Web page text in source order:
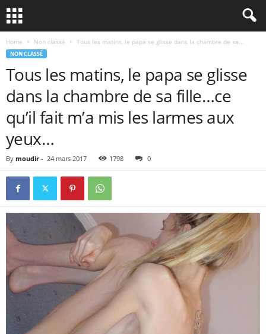
Home Non classé Tous les matins, le papa se glisse dans la chambre de sa...
NON CLASSÉ
Tous les matins, le papa se glisse
dans la chambre de sa fille…ce
qu’il fait m’a mis les larmes aux
yeux…
By moudir - 24 mars 2017 1798 0